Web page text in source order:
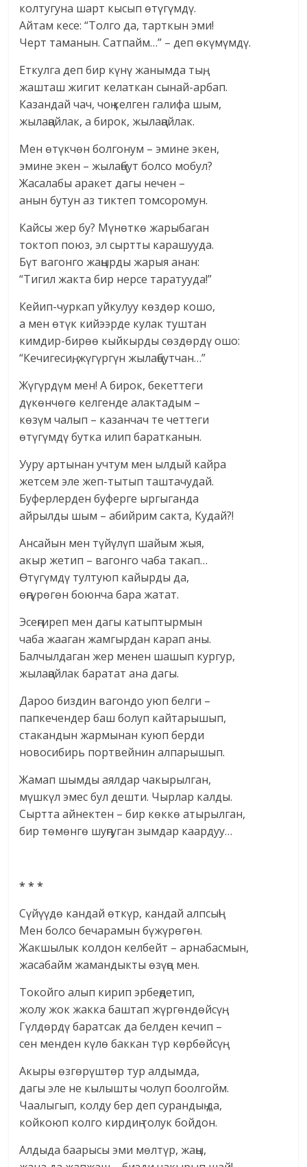
колтугуна шарт кысып өтүгүмдү.
Айтам кесе: “Толго да, тарткын эми!
Черт таманын. Сатпайм…” – деп өкүмүмдү.
Еткулга деп бир күнү жанымда тың,
жашташ жигит келаткан сынай-арбап.
Казандай чач, чоң келген галифа шым,
жылаңайлак, а бирок, жылаңайлак.
Мен өтүкчөн болгонум – эмине экен,
эмине экен – жылаңбут болсо мобул?
Жасалабы аракет дагы нечен –
анын бутун аз тиктеп томсоромун.
Кайсы жер бу? Мүнөткө жарыбаган
токтоп поюз, эл сыртты карашууда.
Бүт вагонго жаңырды жарыя анан:
“Тигил жакта бир нерсе таратууда!”
Кейип-чуркап уйкулуу көздөр кошо,
а мен өтүк кийээрде кулак туштан
кимдир-бирөө кыйкырды сөздөрдү ошо:
“Кечигесиң, жүгүргүн жылаңбутчан…”
Жүгүрдүм мен! А бирок, бекеттеги
дүкөнчөгө келгенде алактадым –
көзүм чалып – казанчач те четтеги
өтүгүмдү бутка илип баратканын.
Ууру артынан учтум мен ылдый кайра
жетсем эле жеп-тытып таштачудай.
Буферлерден буферге ыргыганда
айрылды шым – абийрим сакта, Кудай?!
Ансайын мен түйүлүп шайым жыя,
акыр жетип – вагонго чаба такап…
Өтүгүмдү тултуюп кайырды да,
өңгүрөгөн боюнча бара жатат.
Эсеңгиреп мен дагы катыптырмын
чаба жааган жамгырдан карап аны.
Балчылдаган жер менен шашып кургур,
жылаңайлак баратат ана дагы.
Дароо биздин вагондо уюп белги –
папкечендер баш болуп кайтарышып,
стакандын жармынан куюп берди
новосибирь портвейнин алпарышып.
Жамап шымды аялдар чакырылган,
мүшкүл эмес бул дешти. Чырлар калды.
Сыртта айнектен – бир көккө атырылган,
бир төмөнгө шуңгуган зымдар каардуу…
* * *
Сүйүүдө кандай өткүр, кандай алпсың!
Мен болсо бечарамын бүжүрөгөн.
Жакшылык колдон келбейт – арнабасмын,
жасабайм жамандыкты өзүңө мен.
Токойго алып кирип эрбеңдетип,
жолу жок жакка баштап жүргөндөйсүң.
Гүлдөрдү баратсак да белден кечип –
сен менден күлө баккан түр көрбөйсүң.
Акыры өзгөрүштөр тур алдымда,
дагы эле не кылышты чолуп боолгойм.
Чаалыгып, колду бер деп сурандың да,
койкоюп колго кирдиң толук бойдон.
Алдыда баарысы эми мөлтүр, жаңы,